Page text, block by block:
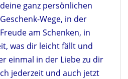
deine ganz persönlichen
Geschenk-Wege, in der
Freude am Schenken, in
was dir leicht fällt und
einmal in der Liebe zu dir
jederzeit und auch jetzt